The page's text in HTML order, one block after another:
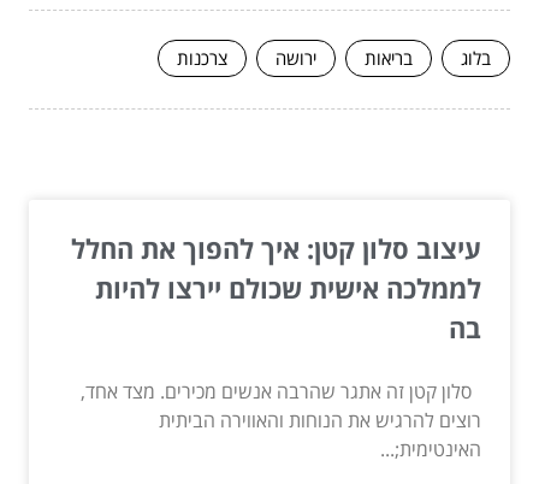
בלוג בריאות ירושה צרכנות
עיצוב סלון קטן: איך להפוך את החלל
לממלכה אישית שכולם יירצו להיות
בה
סלון קטן זה אתגר שהרבה אנשים מכירים. מצד אחד,
רוצים להרגיש את הנוחות והאווירה הביתית
האינטימית;...